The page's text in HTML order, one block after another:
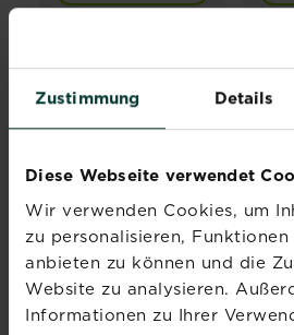
Zustimmung Details
Diese Webseite verwendet
Wir verwenden Cookies, um
zu personalisieren,
anbieten zu können und die
Website zu analysieren.
Informationen zu Ihrer
den Liebe
Garten
Melde dich jetzt zu
Newsletter an
Inspiration,